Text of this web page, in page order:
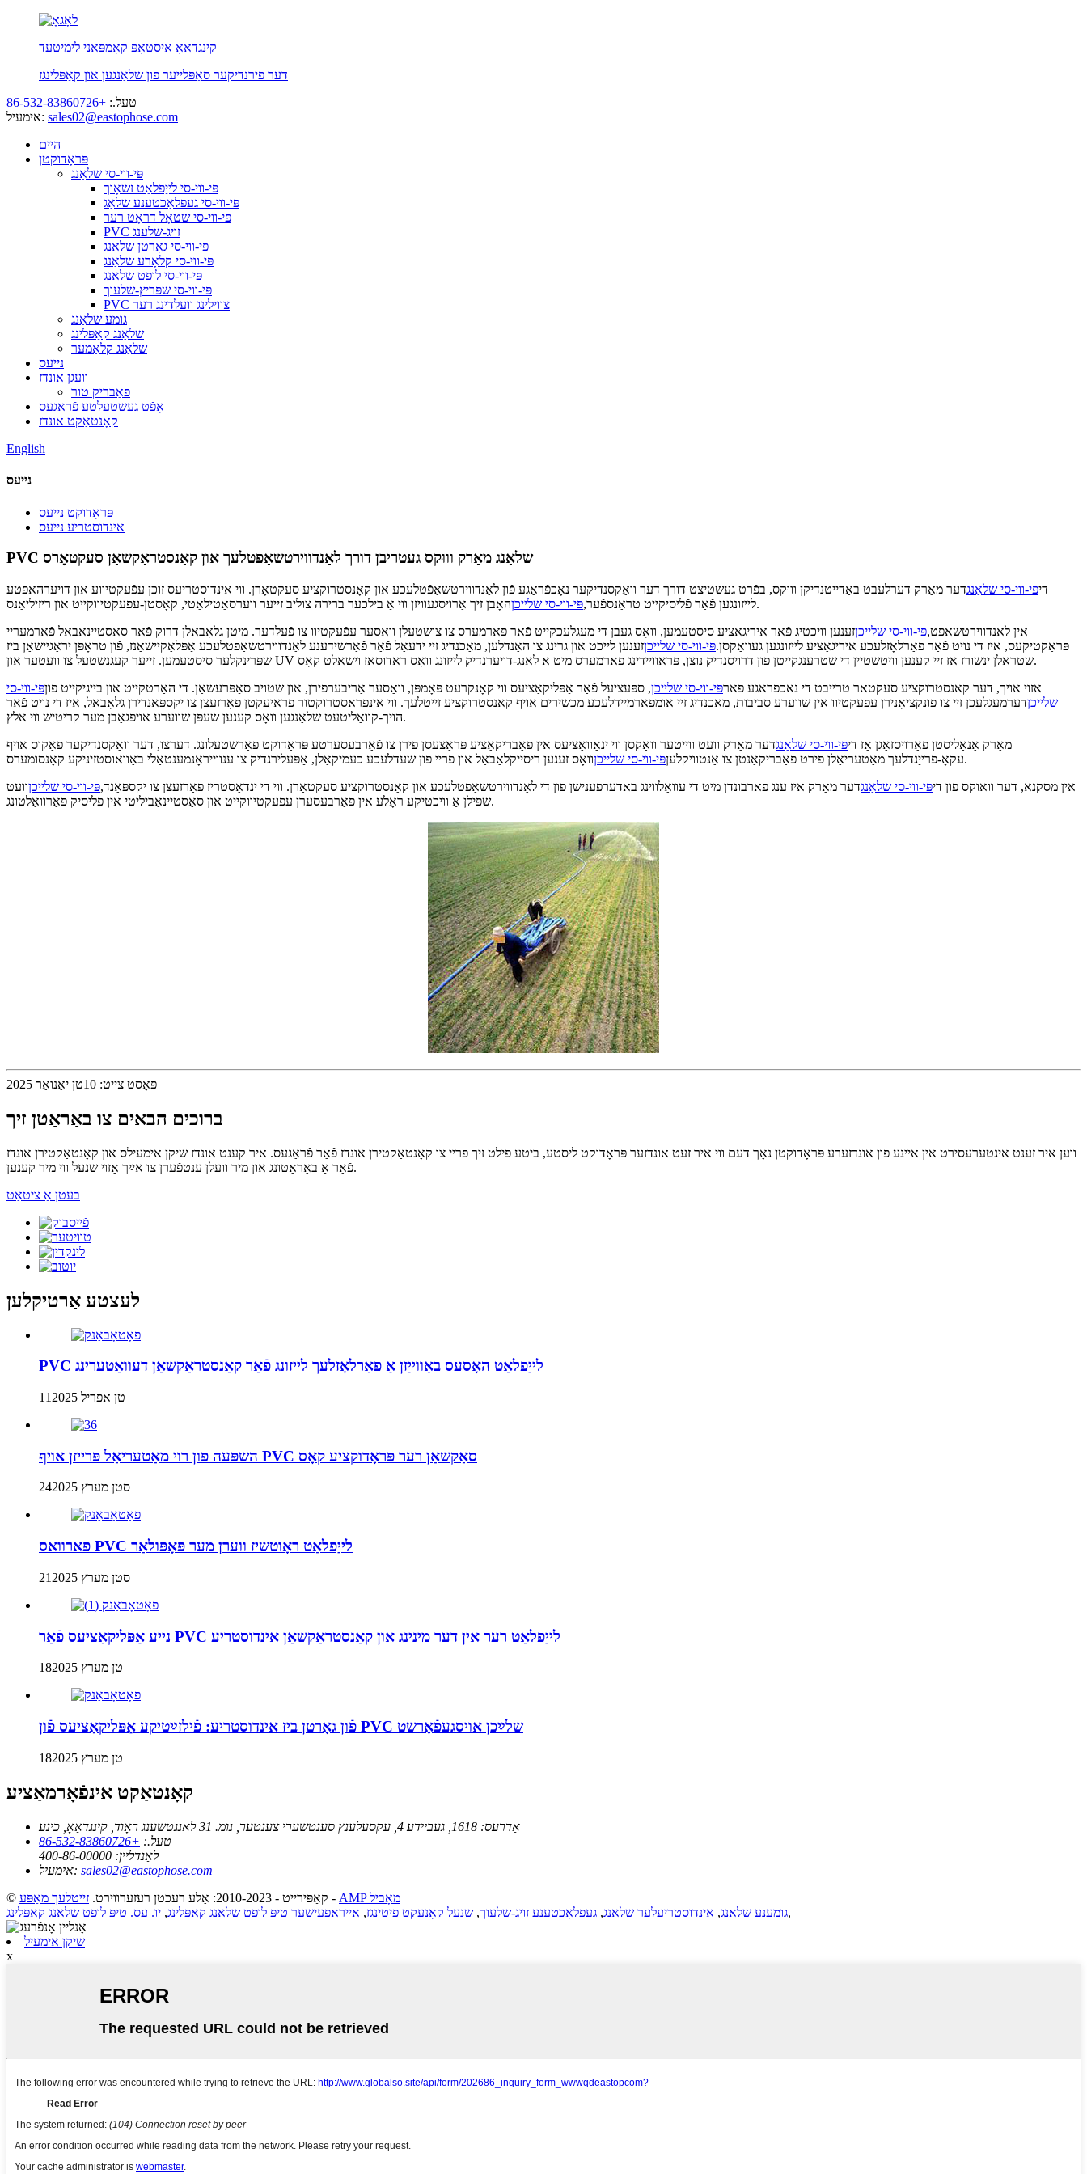
קינגדאַאָ איסטאָפּ קאָמפּאַני לימיטעד
דער פירנדיקער סאַפּלייער פון שלאַנגען און קאַפּלינגז
טעל.: +86-532-83860726
אימעיל: sales02@eastophose.com
היים
פּראָדוקטן
פּי-ווי-סי שלאַנג
פּי-ווי-סי לייַפלאַט זשאָוך
פּי-ווי-סי געפלאָכטענע שלאָג
פּי-ווי-סי שטאָל דראָט רער
PVC זויג-שלענג
פּי-ווי-סי גאָרטן שלאַנג
פּי-ווי-סי קלאָרע שלאַנג
פּי-ווי-סי לופט שלאַנג
פּי-ווי-סי שפּריץ-שלעוך
PVC צווילינג וועלדינג רער
גומע שלאַנג
שלאַנג קאַפּלינג
שלאַנג קלאַמער
נייעס
וועגן אונדז
פאַבריק טור
אָפֿט געשטעלטע פֿראַגעס
קאָנטאַקט אונדז
English
נייעס
פּראָדוקט נייעס
אינדוסטריע נייעס
PVC שלאַנג מאַרק וווּקס געטריבן דורך לאַנדווירטשאַפטלעך און קאַנסטראַקשאַן סעקטאָרס
דיפּי-ווי-סי שלאַנגדער מאַרק דערלעבט באַדייטנדיקן וווּקס, בפֿרט געשטיצט דורך דער וואַקסנדיקער נאָכפֿראַגע פֿון לאַנדווירטשאַפֿטלעכע און קאָנסטרוקציע סעקטאָרן. ווי אינדוסטריעס זוכן עפֿעקטיווע און דויערהאפטע
לייזונגען פֿאַר פֿליסיקייט טראַנספֿער,פּי-ווי-סי שלייכן
האָבן זיך אַרויסגעוויזן ווי אַ בילכער ברירה צוליב זייער ווערסאַטילאַטי, קאָסטן-עפעקטיווקייט און ריזיליאַנס.
אין לאַנדווירטשאַפט,פּי-ווי-סי שלייכןזענען וויכטיג פֿאַר איריגאַציע סיסטעמען, וואָס געבן די מעגלעכקייט פֿאַר פאַרמערס צו צושטעלן וואַסער עפֿעקטיוו צו פֿעלדער. מיטן גלאָבאַלן דרוק פֿאַר סאַסטיינאַבאַל פֿאַרמערייַ
פּראַקטיקעס, איז די נויט פֿאַר פאַרלאָזלעכע איריגאַציע לייזונגען געוואַקסן.פּי-ווי-סי שלייכןזענען לייכט און גרינג צו האַנדלען, מאַכנדיג זיי ידעאַל פֿאַר פֿאַרשידענע לאַנדווירטשאַפטלעכע אַפּלאַקיישאַנז, פֿון טראָפּן יראַגיישאַן ביז
שפּרינקלער סיסטעמען. זייער קעגנשטעל צו וועטער און UV שטראַלן ינשורז אַז זיי קענען וויטשטיין די שטרענגקייטן פון דרויסנדיק נוצן, פּראַוויידינג פאַרמערס מיט אַ לאַנג-דויערנדיק לייזונג וואָס ראַדוסאַז וישאַלט קאָס.
אזוי אויך, דער קאנסטרוקציע סעקטאר טרייבט די נאכפראגע פארפּי-ווי-סי שלייכן, ספּעציעל פֿאַר אַפּליקאַציעס ווי קאָנקרעט פּאָמפּן, וואַסער אַריבערפירן, און שטויב סאַפּרעשאַן. די האַרטקייט און בייגיקייט פוןפּי-ווי-סי
שלייכןדערמעגלעכן זיי צו פונקציאָנירן עפעקטיוו אין שווערע סביבות, מאכנדיג זיי אומפארמיידלעכע מכשירים אויף קאנסטרוקציע זייטלעך. ווי אינפראַסטרוקטור פראיעקטן פאָרזעצן צו יקספּאַנדירן גלאָבאַל, איז די נויט פֿאַר
הויך-קוואַליטעט שלאַנגען וואָס קענען שעפּן שווערע אויפגאַבן מער קריטיש ווי אלץ.
מאַרק אַנאַליסטן פאָרויסזאָגן אַז דיפּי-ווי-סי שלאַנגדער מאַרק וועט ווייטער וואַקסן ווי ינאָוואַציעס אין פאַבריקאַציע פּראָצעסן פירן צו פֿאַרבעסערטע פּראָדוקט פאָרשטעלונג. דערצו, דער וואַקסנדיקער פאָקוס אויף
עקאָ-פרייַנדלעך מאַטעריאַלן פירט פאַבריקאַנטן צו אַנטוויקלעןפּי-ווי-סי שלייכן
וואָס זענען ריסייקלאַבאַל און פריי פון שעדלעכע כעמיקאַלן, אַפּעלירנדיק צו ענווייראָנמענטאַלי באַוואוסטזיניקע קאָנסומערס.
אין מסקנא, דער וואוקס פון דיפּי-ווי-סי שלאַנגדער מאַרק איז ענג פארבונדן מיט די עוואָלווינג באדערפענישן פון די לאַנדווירטשאַפטלעכע און קאַנסטרוקציע סעקטאָרן. ווי די ינדאַסטריז פאָרזעצן צו יקספּאַנד,פּי-ווי-סי שלייכןוועט
שפּילן אַ וויכטיקע ראָלע אין פֿאַרבעסערן עפֿעקטיווקייט און סאַסטיינאַביליטי אין פליסיק פאַרוואַלטונג.
פּאָסט צייט: 10טן יאַנואַר 2025
ברוכים הבאים צו באַראַטן זיך
ווען איר זענט אינטערעסירט אין איינע פון ​​אונדזערע פּראָדוקטן נאָך דעם ווי איר זעט אונדזער פּראָדוקט ליסטע, ביטע פילט זיך פריי צו קאָנטאַקטירן אונדז פֿאַר פֿראַגעס. איר קענט אונדז שיקן אימעילס און קאָנטאַקטירן אונדז
פֿאַר אַ באַראַטונג און מיר וועלן ענטפֿערן צו אײַך אַזוי שנעל ווי מיר קענען.
בעטן אַ ציטאַט
לעצטע אַרטיקלען
PVC לייַפלאַט האָסעס באַווייַזן אַ פאַרלאָזלעך לייזונג פֿאַר קאַנסטראַקשאַן דעוואַטערינג
11טן אפריל 2025
השפּעה פון רוי מאַטעריאַל פּרייזן אויף PVC סאַקשאַן רער פּראָדוקציע קאָס
24סטן מערץ 2025
פארוואס PVC לייַפלאַט ראָוטשיז ווערן מער פּאָפּולאַר
21סטן מערץ 2025
נייע אַפּליקאַציעס פֿאַר PVC לייַפלאַט רער אין דער מינינג און קאַנסטראַקשאַן אינדוסטריע
18טן מערץ 2025
פֿון גאָרטן ביז אינדוסטריע: פֿילזײַטיקע אַפּליקאַציעס פֿון PVC שלײַכן אויסגעפֿאָרשט
18טן מערץ 2025
קאָנטאַקט אינפֿאָרמאַציע
אַדרעס: 1618, געביידע 4, עקסעלענץ סענטשערי צענטער, נומ. 31 לאנגטשענג ראָוד, קינגדאַאָ, כינע
טעל.: +86-532-83860726
לאַנדליין: 400-86-00000
אימעיל: sales02@eastophose.com
© קאַפּירייט - 2010-2023: אַלע רעכטן רעזערווירט.
זייטלעך מאַפּע -
AMP מאָביל
גומענע שלאַנג, אינדוסטריעלער שלאַנג, געפלאָכטענע זויג-שלעוך, שנעל קאָנעקט פיטינגז, אייראפעישער טיפּ לופט שלאַנג קאַפּלינג, יו. עס. טיפּ לופט שלאַנג קאַפּלינג ,
שיקן אימעיל
x